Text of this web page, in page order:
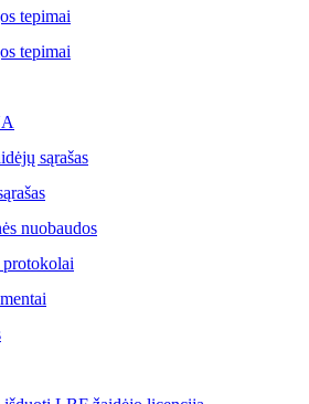
tepimai
tepimai
sąrašas
nuobaudos